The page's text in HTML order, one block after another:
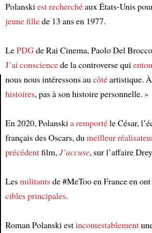
Polanskiest recherchéaux États-Unis
jeune fillede 13 ans en 1977.
LePDGde Rai Cinema, Paolo Del
J’ai consciencede la controverse qui
nous nous intéressons aucôtéartistique.
histoires, pas à son histoire personnelle. »
En 2020, Polanskia remportéle César,
français des Oscars, dumeilleur
précédentfilm,J’accuse, sur l’affaire
Lesmilitantsde #MeToo en France en
ciblesprincipales.
Roman Polanski estincontestablement